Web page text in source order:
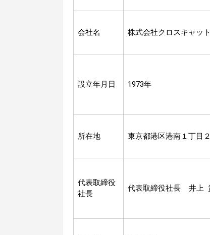
会社名 株式会社クロスキャット
設立年月日 1973年
所在地 東京都港区港南１丁目
代表取締役
社長
代表取締役社長 井上